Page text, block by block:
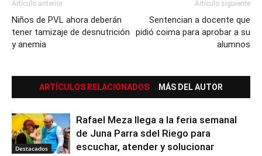
Artículo anterior
Niños de PVL ahora deberán
tener tamizaje de desnutrición
y anemia
Artículo siguiente
Sentencian a docente que
pidió coima para aprobar a su
alumnos
ARTÍCULOS RELACIONADOS MÁS DEL AUTOR
Destacados
Rafael Meza llega a la feria semanal
de Juna Parra sdel Riego para
escuchar, atender y solucionar